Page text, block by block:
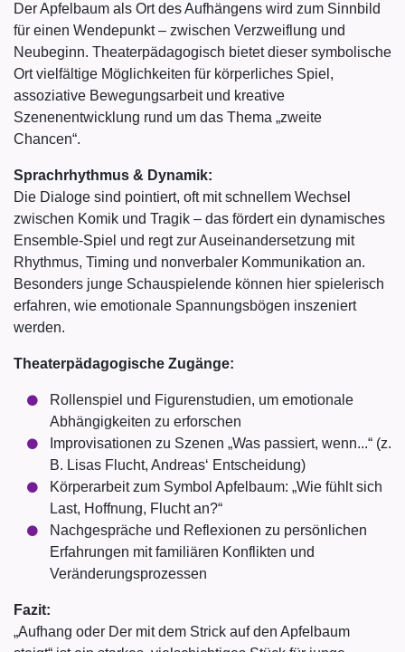
Der Apfelbaum als Ort des Aufhängens wird zum Sinnbild
für einen Wendepunkt – zwischen Verzweiflung und
Neubeginn. Theaterpädagogisch bietet dieser symbolische
Ort vielfältige Möglichkeiten für körperliches Spiel,
assoziative Bewegungsarbeit und kreative
Szenenentwicklung rund um das Thema „zweite
Chancen“.
Sprachrhythmus & Dynamik:
Die Dialoge sind pointiert, oft mit schnellem Wechsel
zwischen Komik und Tragik – das fördert ein dynamisches
Ensemble-Spiel und regt zur Auseinandersetzung mit
Rhythmus, Timing und nonverbaler Kommunikation an.
Besonders junge Schauspielende können hier spielerisch
erfahren, wie emotionale Spannungsbögen inszeniert
werden.
Theaterpädagogische Zugänge:
Rollenspiel und Figurenstudien, um emotionale
Abhängigkeiten zu erforschen
Improvisationen zu Szenen „Was passiert, wenn...“ (z.
B. Lisas Flucht, Andreas‘ Entscheidung)
Körperarbeit zum Symbol Apfelbaum: „Wie fühlt sich
Last, Hoffnung, Flucht an?“
Nachgespräche und Reflexionen zu persönlichen
Erfahrungen mit familiären Konflikten und
Veränderungsprozessen
Fazit:
„Aufhang oder Der mit dem Strick auf den Apfelbaum